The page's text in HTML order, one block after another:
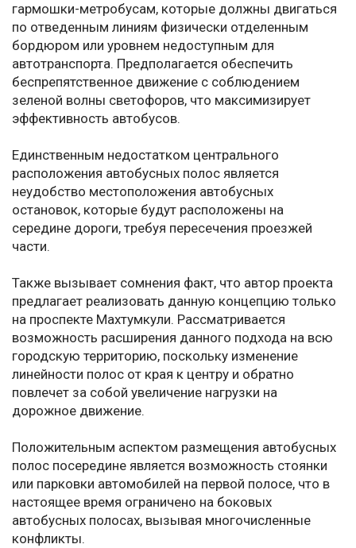
гармошки-метробусам, которые должны двигаться
по отведенным линиям физически отделенным
бордюром или уровнем недоступным для
автотранспорта. Предполагается обеспечить
беспрепятственное движение с соблюдением
зеленой волны светофоров, что максимизирует
эффективность автобусов.
Единственным недостатком центрального
расположения автобусных полос является
неудобство местоположения автобусных
остановок, которые будут расположены на
середине дороги, требуя пересечения проезжей
части.
Также вызывает сомнения факт, что автор проекта
предлагает реализовать данную концепцию только
на проспекте Махтумкули. Рассматривается
возможность расширения данного подхода на всю
городскую территорию, поскольку изменение
линейности полос от края к центру и обратно
повлечет за собой увеличение нагрузки на
дорожное движение.
Положительным аспектом размещения автобусных
полос посередине является возможность стоянки
или парковки автомобилей на первой полосе, что в
настоящее время ограничено на боковых
автобусных полосах, вызывая многочисленные
конфликты.